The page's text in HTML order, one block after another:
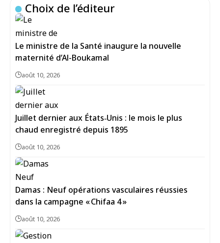
Choix de l’éditeur
Le ministre de la Santé inaugure la nouvelle
maternité d’Al-Boukamal
août 10, 2026
Juillet dernier aux États‑Unis : le mois le plus
chaud enregistré depuis 1895
août 10, 2026
Damas : Neuf opérations vasculaires réussies
dans la campagne « Chifaa 4 »
août 10, 2026